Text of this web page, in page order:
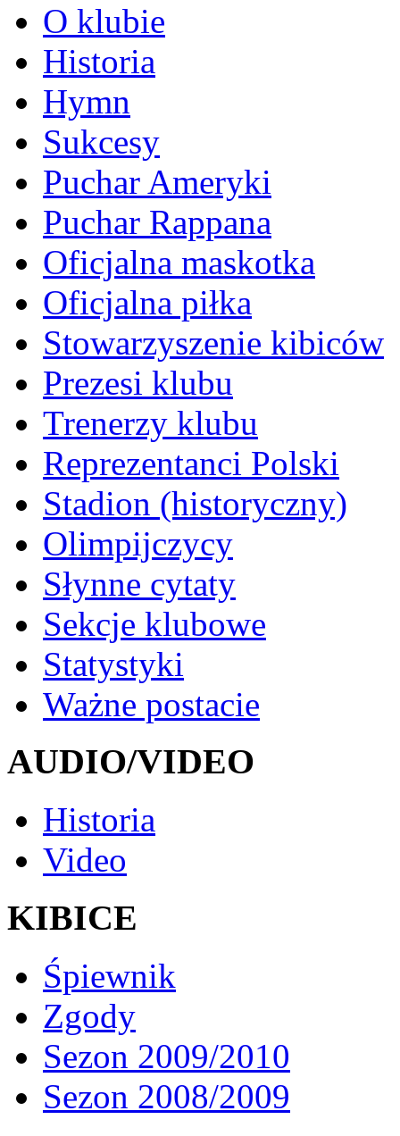
O klubie
Historia
Hymn
Sukcesy
Puchar Ameryki
Puchar Rappana
Oficjalna maskotka
Oficjalna piłka
Stowarzyszenie kibiców
Prezesi klubu
Trenerzy klubu
Reprezentanci Polski
Stadion (historyczny)
Olimpijczycy
Słynne cytaty
Sekcje klubowe
Statystyki
Ważne postacie
AUDIO/VIDEO
Historia
Video
KIBICE
Śpiewnik
Zgody
Sezon 2009/2010
Sezon 2008/2009